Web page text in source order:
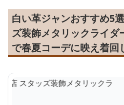
白い革ジャンおすすめ5
ズ装飾メタリックライダ
で春夏コーデに映え着回